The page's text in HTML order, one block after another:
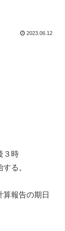
2023.06.12
３時
る。
算報告の期日